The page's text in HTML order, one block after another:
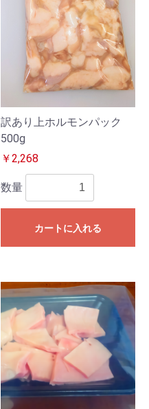
訳あり上ホルモンパック
500g
￥2,268
数量
カートに入れる